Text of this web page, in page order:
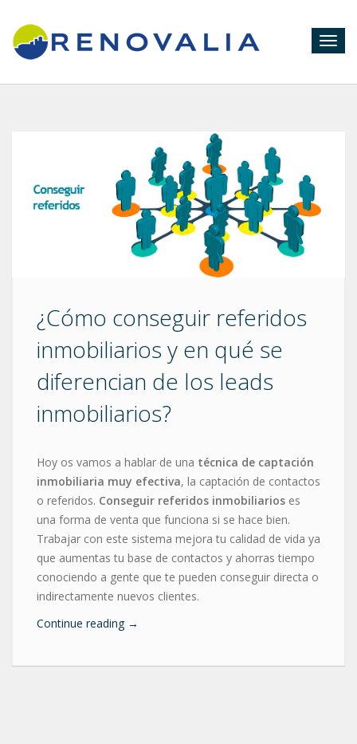
¿Cómo conseguir referidos
inmobiliarios y en qué se
diferencian de los leads
inmobiliarios?
Hoy os vamos a hablar de una técnica de captación
inmobiliaria muy efectiva, la captación de contactos
o referidos. Conseguir referidos inmobiliarios es
una forma de venta que funciona si se hace bien.
Trabajar con este sistema mejora tu calidad de vida ya
que aumentas tu base de contactos y ahorras tiempo
conociendo a gente que te pueden conseguir directa o
indirectamente nuevos clientes.
Continue reading →